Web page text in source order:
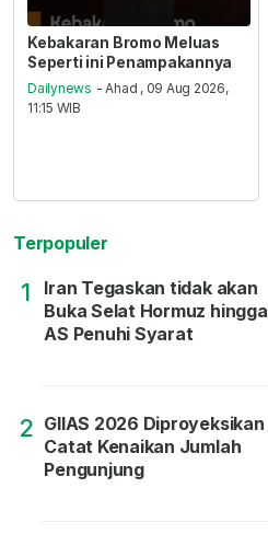
Kebakaran Bromo Meluas
Seperti ini Penampakannya
Dailynews - Ahad , 09 Aug 2026,
11:15 WIB
Terpopuler
1
Iran Tegaskan tidak akan
Buka Selat Hormuz hingga
AS Penuhi Syarat
2 GIIAS 2026 Diproyeksikan
Catat Kenaikan Jumlah
Pengunjung